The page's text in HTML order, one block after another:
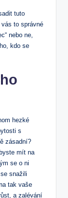
tuto
to správné
nebo ne,
kdo se
hezké
s
zásadní?
mít na
se o ni
snažili
tak vaše
a zalévání